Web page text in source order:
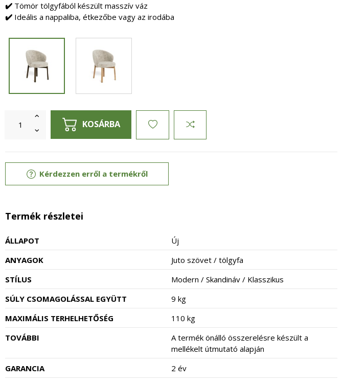
✔️ Tömör tölgyfából készült masszív váz
✔️ Ideális a nappaliba, étkezőbe vagy az irodába
KOSÁRBA
Kérdezzen erről a termékről
Termék részletei
ÁLLAPOT
Új
ANYAGOK
Juto szövet / tölgyfa
STÍLUS
Modern / Skandináv / Klasszikus
SÚLY CSOMAGOLÁSSAL EGYÜTT
9 kg
MAXIMÁLIS TERHELHETŐSÉG
110 kg
TOVÁBBI
A termék önálló összerelésre készült a
mellékelt útmutató alapján
GARANCIA
2 év